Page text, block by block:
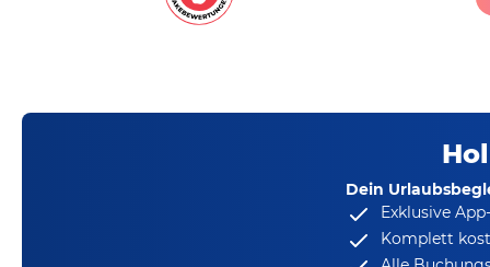
Dein
Exklusive
Komplett